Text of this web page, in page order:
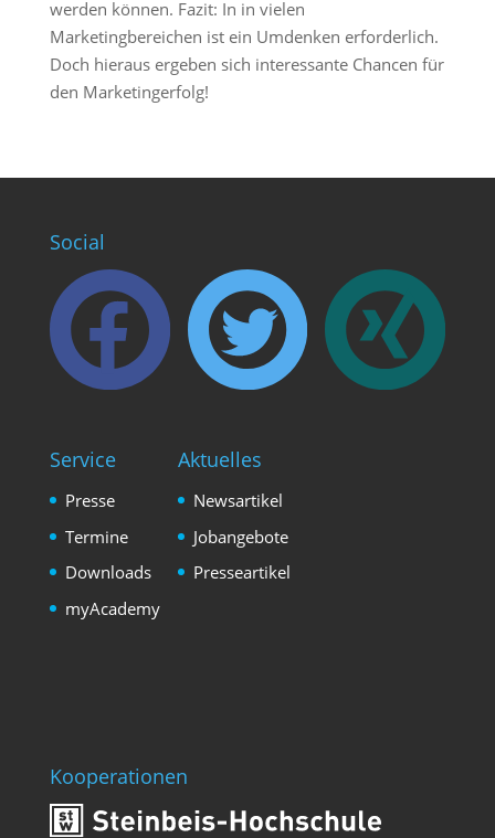
werden können. Fazit: In in vielen
Marketingbereichen ist ein Umdenken erforderlich.
Doch hieraus ergeben sich interessante Chancen für
den Marketingerfolg!
Social
Service
Presse
Termine
Downloads
myAcademy
Aktuelles
Newsartikel
Jobangebote
Presseartikel
Kooperationen